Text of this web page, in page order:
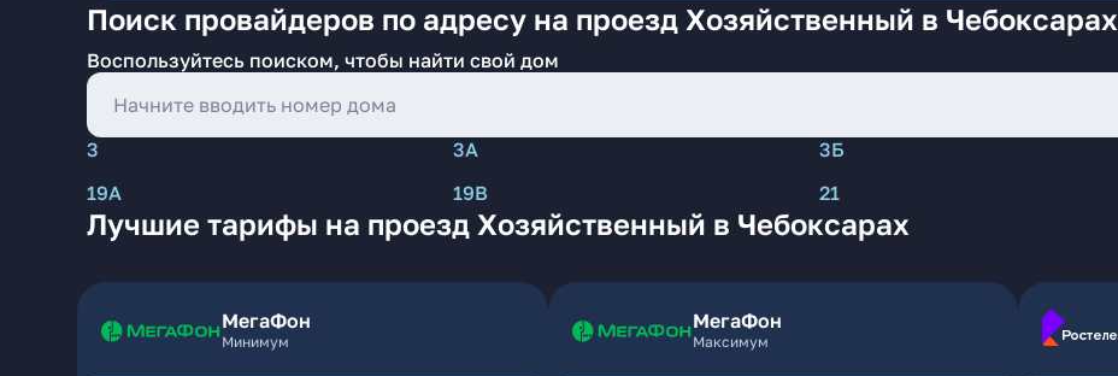
Поиск провайдеров по адресу на проезд Хозяйственный в Чебоксарах
Воспользуйтесь поиском, чтобы найти свой дом
3 3А 3Б
19А
19В 21
Лучшие тарифы на проезд Хозяйственный в Чебоксарах
МегаФон
Минимум
МегаФон
Максимум